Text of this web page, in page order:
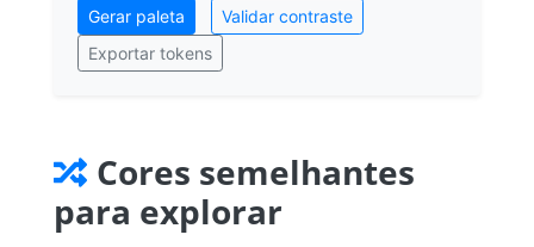
Gerar paleta
Validar contraste
Exportar tokens
Cores semelhantes
para explorar